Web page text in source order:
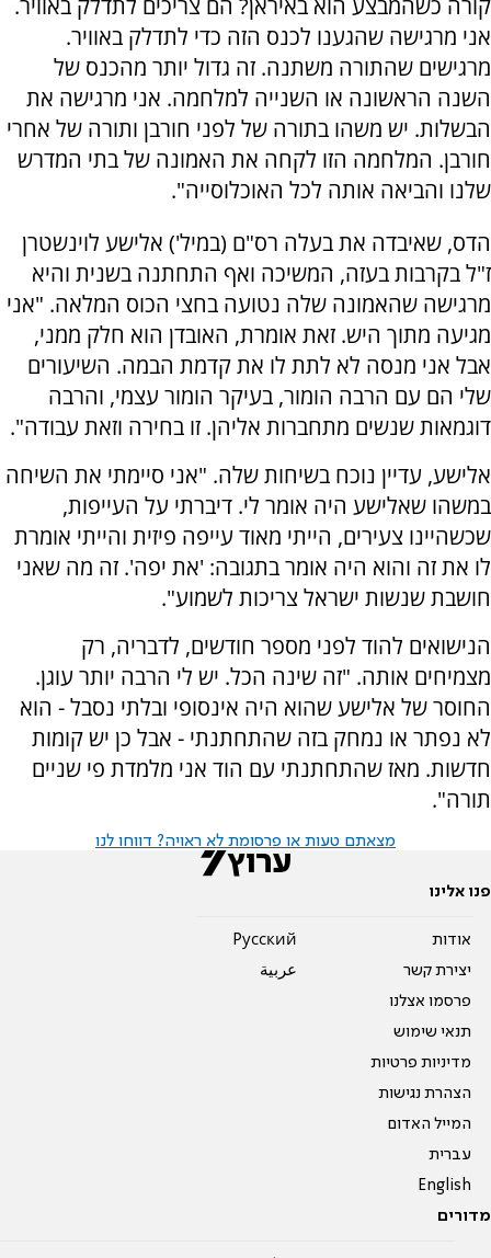
קורה כשהמבצע הוא באיראן? הם צריכים לתדלק באוויר.
אני מרגישה שהגענו לכנס הזה כדי לתדלק באוויר.
מרגישים שהתורה משתנה. זה גדול יותר מהכנס של
השנה הראשונה או השנייה למלחמה. אני מרגישה את
הבשלות. יש משהו בתורה של לפני חורבן ותורה של אחרי
חורבן. המלחמה הזו לקחה את האמונה של בתי המדרש
שלנו והביאה אותה לכל האוכלוסייה".
הדס, שאיבדה את בעלה רס"ם (במיל') אלישע לוינשטרן
ז"ל בקרבות בעזה, המשיכה ואף התחתנה בשנית והיא
מרגישה שהאמונה שלה נטועה בחצי הכוס המלאה. "אני
מגיעה מתוך היש. זאת אומרת, האובדן הוא חלק ממני,
אבל אני מנסה לא לתת לו את קדמת הבמה. השיעורים
שלי הם עם הרבה הומור, בעיקר הומור עצמי, והרבה
דוגמאות שנשים מתחברות אליהן. זו בחירה וזאת עבודה".
אלישע, עדיין נוכח בשיחות שלה. "אני סיימתי את השיחה
במשהו שאלישע היה אומר לי. דיברתי על העייפות,
שכשהיינו צעירים, הייתי מאוד עייפה פיזית והייתי אומרת
לו את זה והוא היה אומר בתגובה: 'את יפה'. זה מה שאני
חושבת שנשות ישראל צריכות לשמוע".
הנישואים להוד לפני מספר חודשים, לדבריה, רק
מצמיחים אותה. "זה שינה הכל. יש לי הרבה יותר עוגן.
החוסר של אלישע שהוא היה אינסופי ובלתי נסבל - הוא
לא נפתר או נמחק בזה שהתחתנתי - אבל כן יש קומות
חדשות. מאז שהתחתנתי עם הוד אני מלמדת פי שניים
תורה".
מצאתם טעות או פרסומת לא ראויה? דווחו לנו
פנו אלינו
אודות
יצירת קשר
פרסמו אצלנו
תנאי שימוש
מדיניות פרטיות
הצהרת נגישות
המייל האדום
עברית
English
Pусский
عربية
מדורים